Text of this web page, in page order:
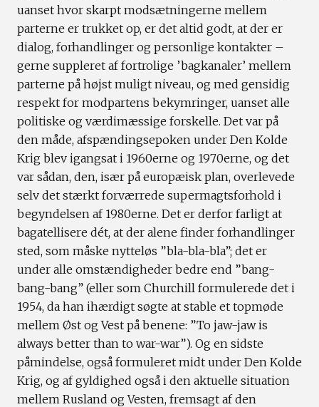
uanset hvor skarpt modsætningerne mellem
parterne er trukket op, er det altid godt, at der er
dialog, forhandlinger og personlige kontakter –
gerne suppleret af fortrolige ’bagkanaler’ mellem
parterne på højst muligt niveau, og med gensidig
respekt for modpartens bekymringer, uanset alle
politiske og værdimæssige forskelle. Det var på
den måde, afspændingsepoken under Den Kolde
Krig blev igangsat i 1960erne og 1970erne, og det
var sådan, den, især på europæisk plan, overlevede
selv det stærkt forværrede supermagtsforhold i
begyndelsen af 1980erne. Det er derfor farligt at
bagatellisere dét, at der alene finder forhandlinger
sted, som måske nytteløs ”bla-bla-bla”; det er
under alle omstændigheder bedre end ”bang-
bang-bang” (eller som Churchill formulerede det i
1954, da han ihærdigt søgte at stable et topmøde
mellem Øst og Vest på benene: ”To jaw-jaw is
always better than to war-war”). Og en sidste
påmindelse, også formuleret midt under Den Kolde
Krig, og af gyldighed også i den aktuelle situation
mellem Rusland og Vesten, fremsagt af den